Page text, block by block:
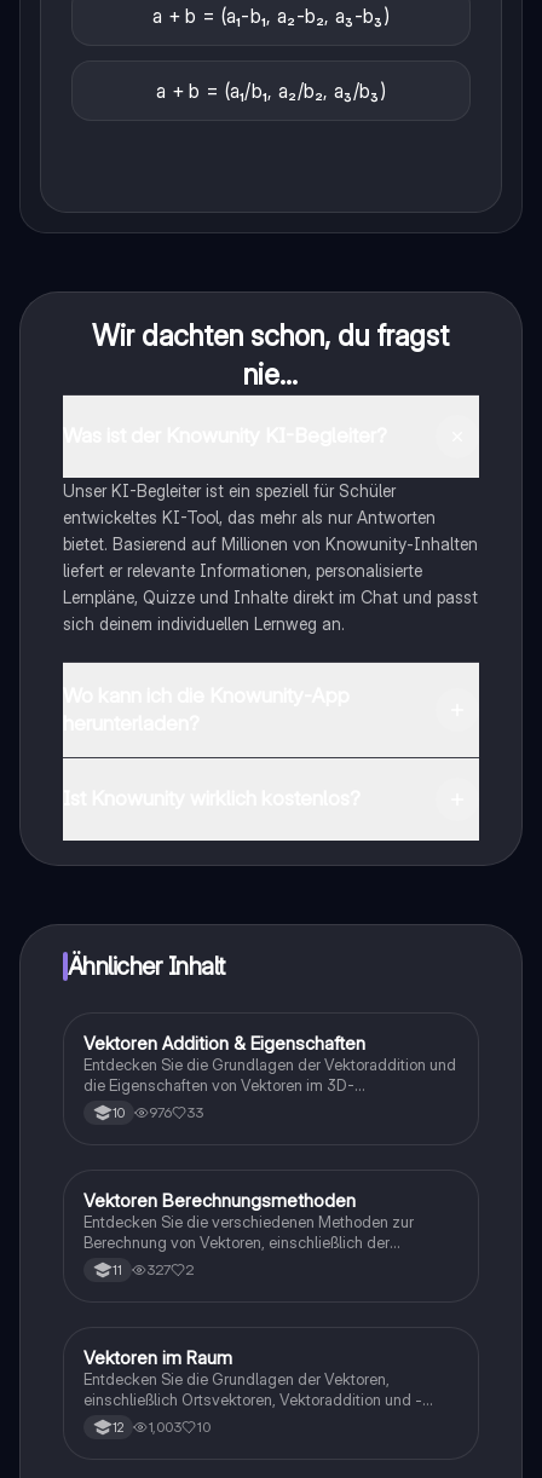
a + b = (a₁-b₁, a₂-b₂, a₃-b₃)
a + b = (a₁/b₁, a₂/b₂, a₃/b₃)
Wir dachten schon, du fragst
nie...
Unser KI-Begleiter ist ein speziell für Schüler
entwickeltes KI-Tool, das mehr als nur Antworten
bietet. Basierend auf Millionen von Knowunity-Inhalten
liefert er relevante Informationen, personalisierte
Lernpläne, Quizze und Inhalte direkt im Chat und passt
sich deinem individuellen Lernweg an.
Ähnlicher Inhalt
Mathe
Vektoren Addition & Eigenschaften
Entdecken Sie die Grundlagen der Vektoraddition und
die Eigenschaften von Vektoren im 3D-
Koordinatensystem. Diese Zusammenfassung bietet
eine klare Erklärung der Rechenregeln, einschließlich
ihre Kenntnisse in der Vektorrechnung verbessern
möchten.
10 976 33
Mathe
Vektoren Berechnungsmethoden
Entdecken Sie die verschiedenen Methoden zur
Berechnung von Vektoren, einschließlich der
Berechnung von Beträgen, Addition, Multiplikation und
linearer Kombinationen. Diese Zusammenfassung
11 327 2
Mathe
Vektoren im Raum
Entdecken Sie die Grundlagen der Vektoren,
einschließlich Ortsvektoren, Vektoraddition und -
subtraktion in 2D und 3D. Diese Zusammenfassung
bietet eine klare Erklärung der Vektoroperationen und
12 1,003 10